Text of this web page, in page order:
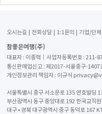
오시는길 전화상담 1:1문의 기업/단체
참좋은여행(주)
대표자 : 이종혁│사업자등록번호 : 211-
통신판매업신고 : 제2017-서울중구-1407
개인정보관리 책임자 : 이규식
서울특별시 중구 서소문로 135 연호빌딩
부산광역시 동구 중앙대로 192 한국교직
대구 • 경북 대구광역시 중구 동덕로 167